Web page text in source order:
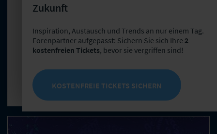
zur Prävention in der
Wohngebäudeversicherung
Prävention in der Wohngebäudeversicherung
Gemeinschaftsstudie liefert Versicherern fundierte
Erkenntnisse zu Kundenerwartungen, Akzeptanz,
Hürden und Erfolgsfaktoren präventiver Angebote.
Zukunft
Inspiration, Austausch und Trends an nur einem Tag.
Forenpartner aufgepasst: Sichern Sie sich Ihre 2
kostenfreien Tickets, bevor sie vergriffen sind!
KOSTENFREIE TICKETS SICHERN